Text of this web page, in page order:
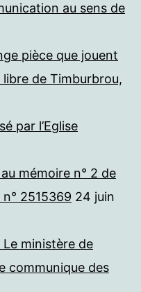
au sens de
pièce que jouent
libre de Timburbrou,
par l’Eglise
mémoire n° 2 de
2515369 24 juin
Le ministère de
communique des